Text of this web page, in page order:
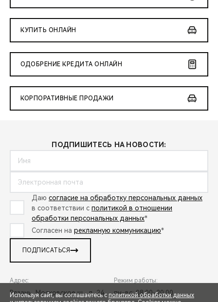
КУПИТЬ ОНЛАЙН
ОДОБРЕНИЕ КРЕДИТА ОНЛАЙН
КОРПОРАТИВНЫЕ ПРОДАЖИ
ПОДПИШИТЕСЬ НА НОВОСТИ:
Даю согласие на обработку персональных данных
в соответствии с политикой в отношении
обработки персональных данных*
Согласен на рекламную коммуникацию*
ПОДПИСАТЬСЯ
Адрес:
Рязань, Московское ш., д. 24
Режим работы:
пн-вс: 08:00-20:00
Используя сайт, вы соглашаетесь с политикой обработки данных